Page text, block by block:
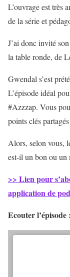
L’ouvrage est très
de la série et
J’ai donc invité
la table ronde, de
Gwendal s’est
L’épisode idéal
#Azzzap. Vous
points clés
Alors, selon vous,
est-il un bon ou un
>> Lien pour
application de
Ecouter l’épisode :